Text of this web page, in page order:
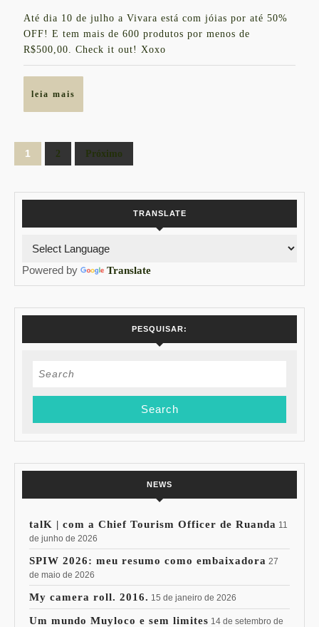
de
2016
Até dia 10 de julho a Vivara está com jóias por até 50%
OFF! E tem mais de 600 produtos por menos de
R$500,00. Check it out! Xoxo
leia mais
Paginação
de
posts
1 2 Próximo
TRANSLATE
Powered by Translate
PESQUISAR:
Search
NEWS
talK | com a Chief Tourism Officer de Ruanda 11
de junho de 2026
SPIW 2026: meu resumo como embaixadora 27
de maio de 2026
My camera roll. 2016. 15 de janeiro de 2026
Um mundo Muyloco e sem limites 14 de setembro de